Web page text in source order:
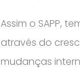
Assim o SAPP,
através do
mudanças